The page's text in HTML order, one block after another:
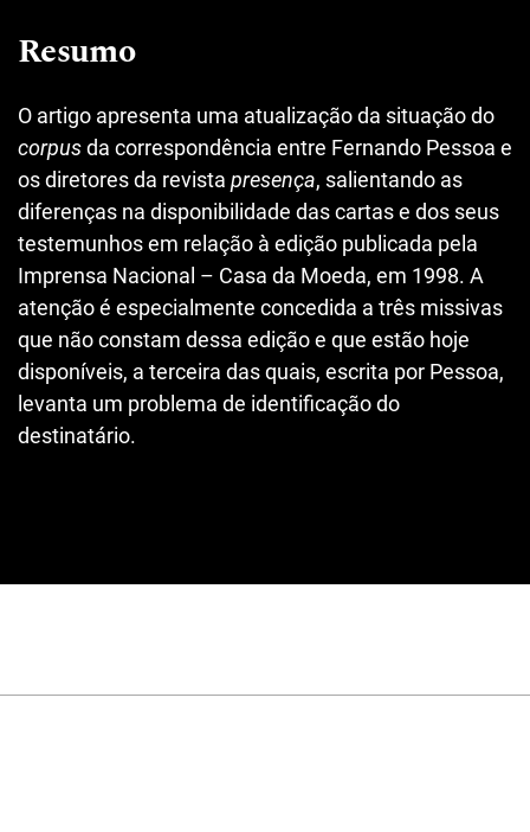
Resumo
O artigo apresenta uma atualização da situação do
corpusda correspondência entre Fernando Pessoa e
os diretores da revista presença, salientando as
diferenças na disponibilidade das cartas e dos seus
testemunhos em relação à edição publicada pela
Imprensa Nacional – Casa da Moeda, em 1998. A
atenção é especialmente concedida a três missivas
que não constam dessa edição e que estão hoje
disponíveis, a terceira das quais, escrita por Pessoa,
levanta um problema de identificação do
destinatário.